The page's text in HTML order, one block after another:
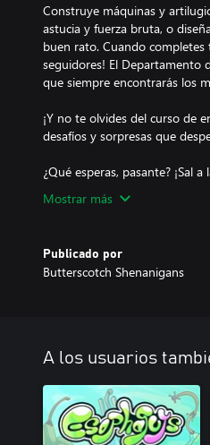
Construye máquinas y
astucia y fuerza bruta, o
buen rato. Cuando
seguidores! El Departamento
que siempre encontrarás los
¡Y no te olvides del curso de
desafíos y sorpresas que
Mostrar más
Publicado por
Butterscotch Shenanigans
A los usuarios